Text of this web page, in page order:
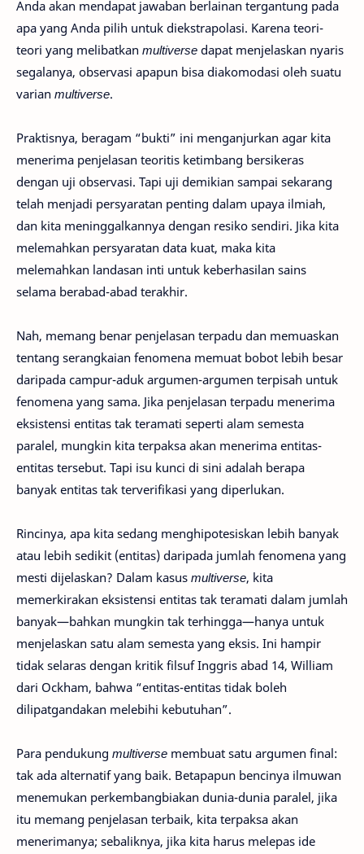
Anda akan mendapat jawaban berlainan tergantung pada
apa yang Anda pilih untuk diekstrapolasi. Karena teori-
teori yang melibatkan multiverse dapat menjelaskan nyaris
segalanya, observasi apapun bisa diakomodasi oleh suatu
varian multiverse.
Praktisnya, beragam “bukti” ini menganjurkan agar kita
menerima penjelasan teoritis ketimbang bersikeras
dengan uji observasi. Tapi uji demikian sampai sekarang
telah menjadi persyaratan penting dalam upaya ilmiah,
dan kita meninggalkannya dengan resiko sendiri. Jika kita
melemahkan persyaratan data kuat, maka kita
melemahkan landasan inti untuk keberhasilan sains
selama berabad-abad terakhir.
Nah, memang benar penjelasan terpadu dan memuaskan
tentang serangkaian fenomena memuat bobot lebih besar
daripada campur-aduk argumen-argumen terpisah untuk
fenomena yang sama. Jika penjelasan terpadu menerima
eksistensi entitas tak teramati seperti alam semesta
paralel, mungkin kita terpaksa akan menerima entitas-
entitas tersebut. Tapi isu kunci di sini adalah berapa
banyak entitas tak terverifikasi yang diperlukan.
Rincinya, apa kita sedang menghipotesiskan lebih banyak
atau lebih sedikit (entitas) daripada jumlah fenomena yang
mesti dijelaskan? Dalam kasus multiverse, kita
memerkirakan eksistensi entitas tak teramati dalam jumlah
banyak—bahkan mungkin tak terhingga—hanya untuk
menjelaskan satu alam semesta yang eksis. Ini hampir
tidak selaras dengan kritik filsuf Inggris abad 14, William
dari Ockham, bahwa “entitas-entitas tidak boleh
dilipatgandakan melebihi kebutuhan”.
Para pendukung multiverse membuat satu argumen final:
tak ada alternatif yang baik. Betapapun bencinya ilmuwan
menemukan perkembangbiakan dunia-dunia paralel, jika
itu memang penjelasan terbaik, kita terpaksa akan
menerimanya; sebaliknya, jika kita harus melepas ide